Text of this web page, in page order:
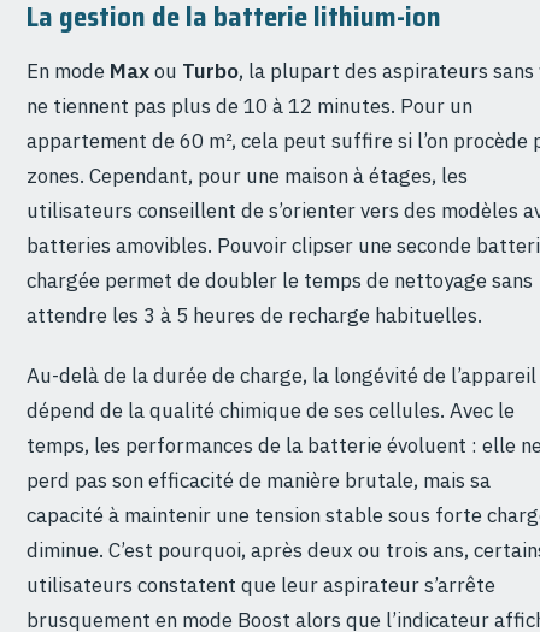
La gestion de la batterie lithium-ion
En mode Maxou Turbo, la plupart des aspirateurs
ne tiennent pas plus de 10 à 12 minutes. Pour un
appartement de 60 m², cela peut suffire si l’on procède
zones. Cependant, pour une maison à étages, les
utilisateurs conseillent de s’orienter vers des modèles
batteries amovibles. Pouvoir clipser une seconde
chargée permet de doubler le temps de nettoyage sans
attendre les 3 à 5 heures de recharge habituelles.
Au-delà de la durée de charge, la longévité de l’appareil
dépend de la qualité chimique de ses cellules. Avec le
temps, les performances de la batterie évoluent : elle
perd pas son efficacité de manière brutale, mais sa
capacité à maintenir une tension stable sous forte
diminue. C’est pourquoi, après deux ou trois ans,
utilisateurs constatent que leur aspirateur s’arrête
brusquement en mode Boost alors que l’indicateur